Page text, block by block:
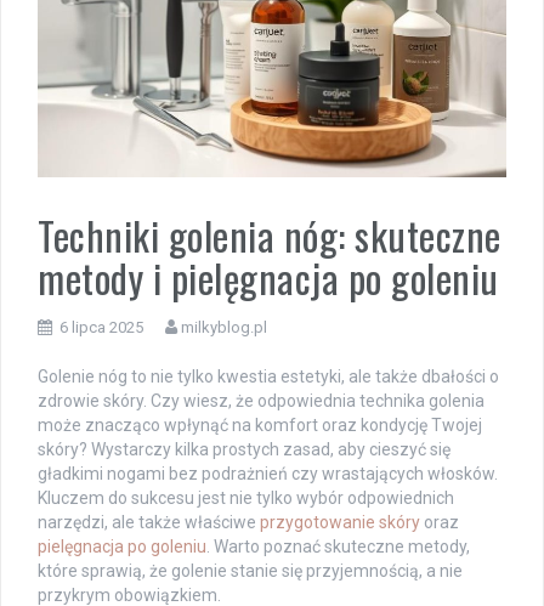
Techniki golenia nóg: skuteczne
metody i pielęgnacja po goleniu
6 lipca 2025 milkyblog.pl
Golenie nóg to nie tylko kwestia estetyki, ale także dbałości o
zdrowie skóry. Czy wiesz, że odpowiednia technika golenia
może znacząco wpłynąć na komfort oraz kondycję Twojej
skóry? Wystarczy kilka prostych zasad, aby cieszyć się
gładkimi nogami bez podrażnień czy wrastających włosków.
Kluczem do sukcesu jest nie tylko wybór odpowiednich
narzędzi, ale także właściwe przygotowanie skóry oraz
pielęgnacja po goleniu . Warto poznać skuteczne metody,
które sprawią, że golenie stanie się przyjemnością, a nie
przykrym obowiązkiem.